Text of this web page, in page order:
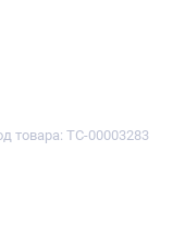
товара: ТС-00003283